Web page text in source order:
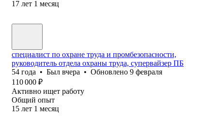
17 лет 1 месяц
специалист по охране труда и промбезопасности,
руководитель отдела охраны труда, супервайзер ПБ
54 года • Был вчера • Обновлено 9 февраля
110 000 ₽
Активно ищет работу
Общий опыт
15 лет 1 месяц